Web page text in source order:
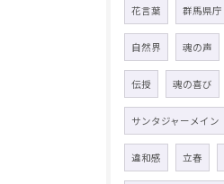
花言葉 群馬県庁
自然界 魂の声
伝授 魂の喜び
サンタジャーメイン
違和感 立春